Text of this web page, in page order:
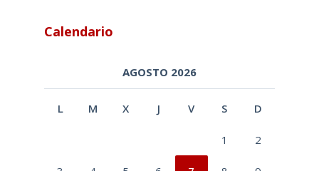
Calendario
AGOSTO 2026
L M X J V S D
1 2